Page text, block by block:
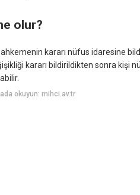
olur?
kararı nüfus idaresine
kararı bildirildikten sonra kişi
okuyun: mihci.av.tr